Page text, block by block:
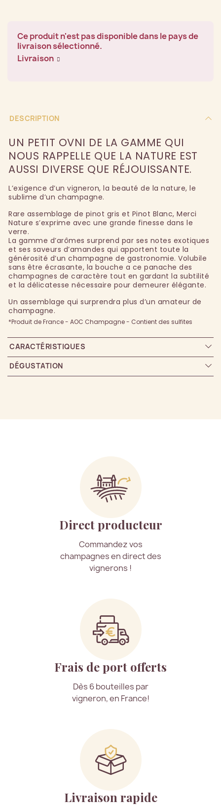
Ce produit n'est pas disponible dans le pays de
livraison sélectionné.
Livraison
DESCRIPTION
UN PETIT OVNI DE LA GAMME QUI
NOUS RAPPELLE QUE LA NATURE EST
AUSSI DIVERSE QUE RÉJOUISSANTE.
L’exigence d’un vigneron, la beauté de la nature, le
sublime d’un champagne.
Rare assemblage de pinot gris et Pinot Blanc, Merci
Nature s’exprime avec une grande finesse dans le
verre.
La gamme d’arômes surprend par ses notes exotiques
et ses saveurs d’amandes qui apportent toute la
générosité d’un champagne de gastronomie. Volubile
sans être écrasante, la bouche a ce panache des
champagnes de caractère tout en gardant la subtilité
et la délicatesse nécessaire pour demeurer élégante.
Un assemblage qui surprendra plus d’un amateur de
champagne.
*Produit de France - AOC Champagne - Contient des sulfites
CARACTÉRISTIQUES
DÉGUSTATION
Direct producteur
Commandez vos
champagnes en direct des
vignerons !
Frais de port offerts
Dès 6 bouteilles par
vigneron, en France!
Livraison rapide